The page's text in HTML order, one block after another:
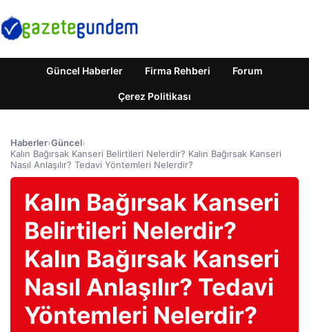
Güncel Haberler Firma Rehberi Forum
Çerez Politikası
Haberler›Güncel›
Kalın Bağırsak Kanseri Belirtileri Nelerdir? Kalın Bağırsak Kanseri
Nasıl Anlaşılır? Tedavi Yöntemleri Nelerdir?
Kalın Bağırsak Kanseri
Belirtileri Nelerdir?
Kalın Bağırsak Kanseri
Nasıl Anlaşılır? Tedavi
Yöntemleri Nelerdir?